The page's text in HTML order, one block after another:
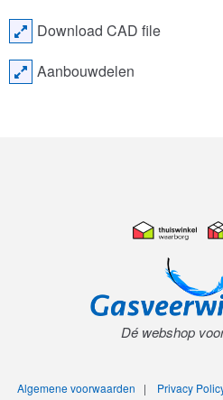
Download CAD file
Aanbouwdelen
Dé webshop
Algemene voorwaarden | Privacy